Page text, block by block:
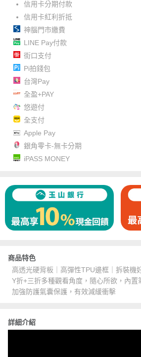
信用卡分期付款
信用卡紅利折抵
神腦門市繳費
LINE Pay付款
街口支付
Pi拍錢包
台灣Pay
全盈+PAY
悠遊付
全支付
Apple Pay
銀角零卡-無卡分期
iPASS MONEY
商品特色
高透光硬背板｜高彈性TPU邊框｜拆裝機
Y折+三折多種觀看角度，隨心所欲，內置
加強防護氣囊保護，有效減緩衝擊
詳細介紹